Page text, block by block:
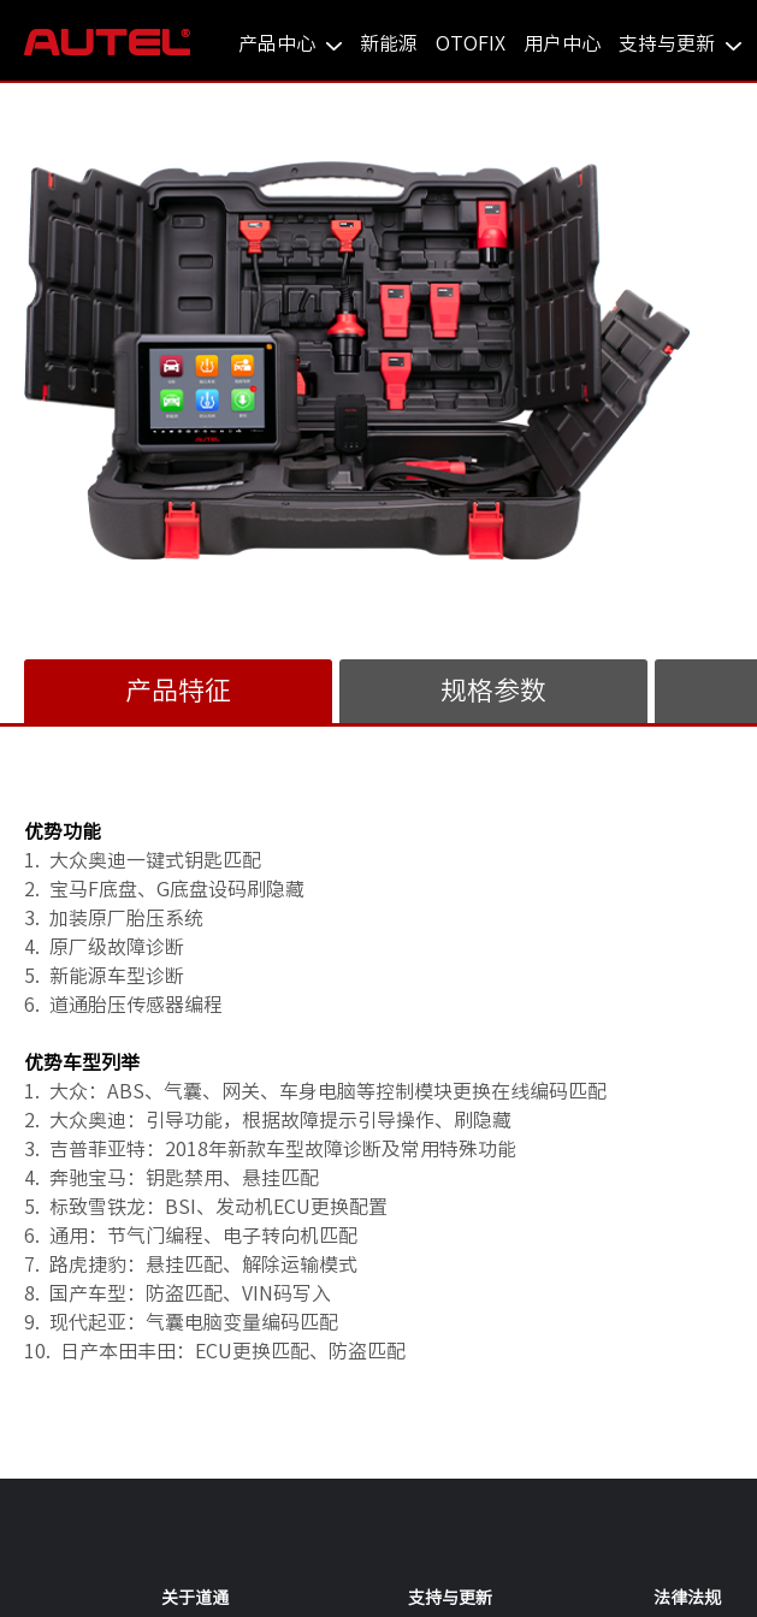
产品中心 新能源 OTOFIX 用户中心 支持与更新
产品特征 规格参数
优势功能
1. 大众奥迪一键式钥匙匹配
2. 宝马F底盘、G底盘设码刷隐藏
3. 加装原厂胎压系统
4. 原厂级故障诊断
5. 新能源车型诊断
6. 道通胎压传感器编程
优势车型列举
1. 大众：ABS、气囊、网关、车身电脑等控制模块更换在线编码匹配
2. 大众奥迪：引导功能，根据故障提示引导操作、刷隐藏
3. 吉普菲亚特：2018年新款车型故障诊断及常用特殊功能
4. 奔驰宝马：钥匙禁用、悬挂匹配
5. 标致雪铁龙：BSI、发动机ECU更换配置
6. 通用：节气门编程、电子转向机匹配
7. 路虎捷豹：悬挂匹配、解除运输模式
8. 国产车型：防盗匹配、VIN码写入
9. 现代起亚：气囊电脑变量编码匹配
10. 日产本田丰田：ECU更换匹配、防盗匹配
关于道通 支持与更新 法律法规